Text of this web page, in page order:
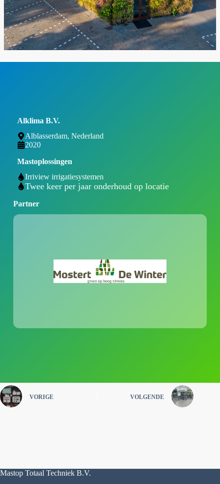
Alklima B.V.
Alblasserdam, Nederland
2020
Mastoplossingen
Irriview irrigatiesystemen
Twee keer per jaar onderhoud op locatie
Partner
VORIGE VOLGENDE
Mastop Totaal Techniek B.V.